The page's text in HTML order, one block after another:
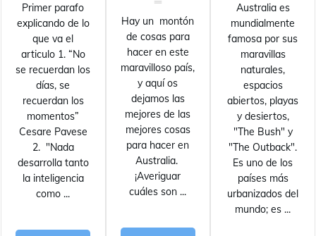
Primer parafo
explicando de lo
que va el
articulo 1. “No
se recuerdan los
días, se
recuerdan los
momentos”
Cesare Pavese
2. "Nada
desarrolla tanto
la inteligencia
como ...
Hay un montón
de cosas para
hacer en este
maravilloso país,
y aquí os
dejamos las
mejores de las
mejores cosas
para hacer en
Australia.
¡Averiguar
cuáles son ...
Australia es
mundialmente
famosa por sus
maravillas
naturales,
espacios
abiertos, playas
y desiertos,
"The Bush" y
"The Outback".
Es uno de los
países más
urbanizados del
mundo; es ...